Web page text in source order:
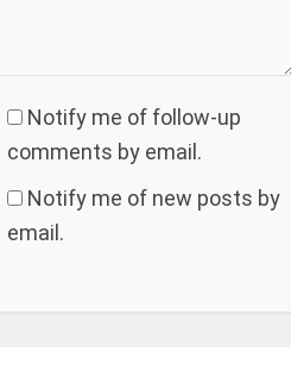
Notify me of follow-up
comments by email.
Notify me of new posts by
email.